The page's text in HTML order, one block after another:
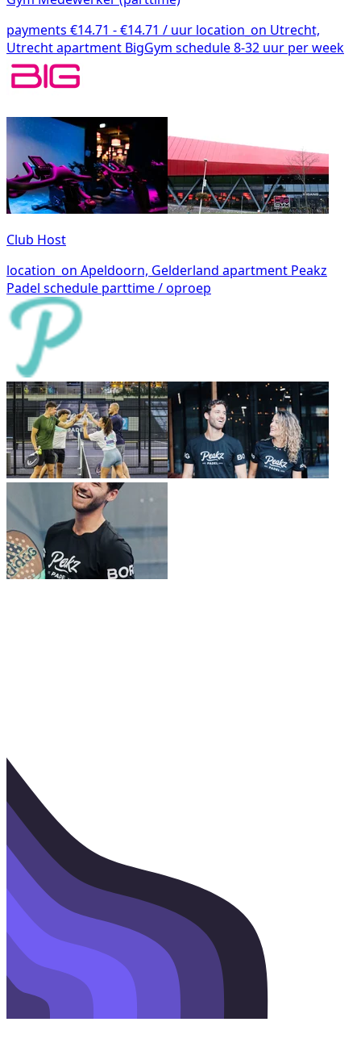
payments €14.71 - €14.71 / uur location_on Utrecht,
Utrechtapartment BigGym schedule8-32 uur per week
Club Host
location_on Apeldoorn, Gelderland apartment Peakz
Padel schedule parttime / oproep